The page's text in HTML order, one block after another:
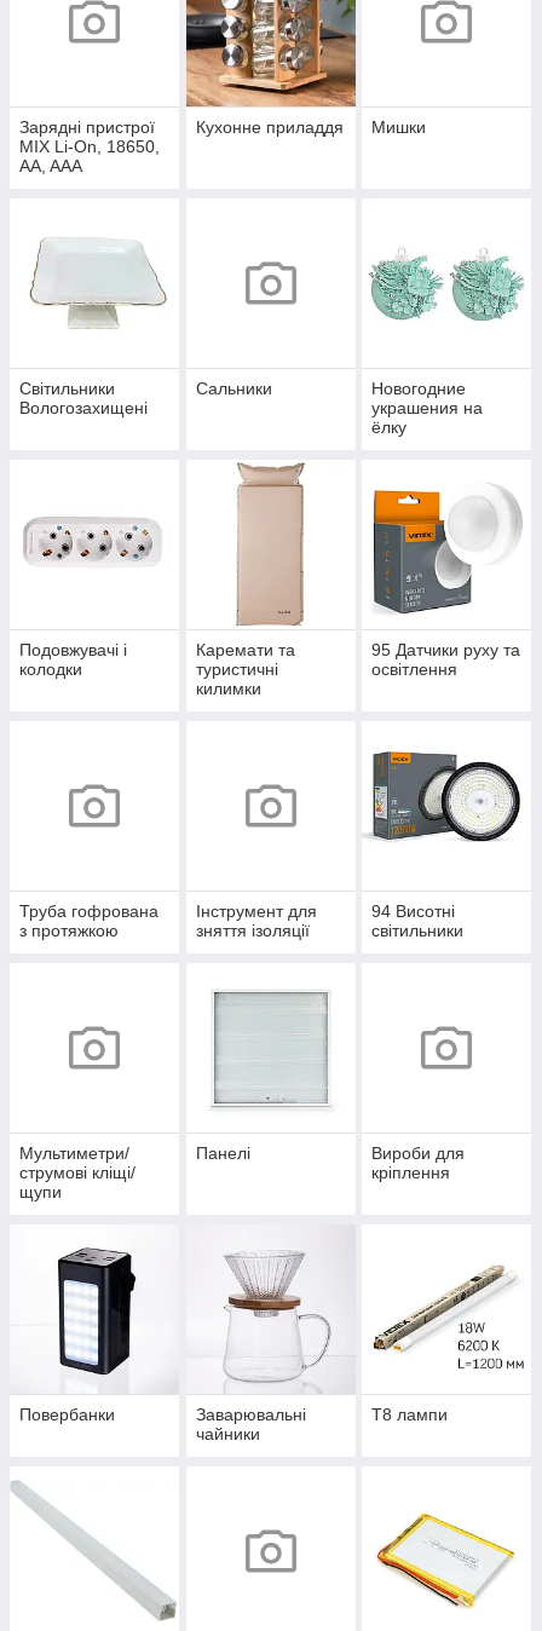
Зарядні пристрої
MIX Li-On, 18650,
AA, AAA
Кухонне приладдя Мишки
Світильники
Вологозахищені
Сальники
Новогодние
украшения на
ёлку
Подовжувачі і
колодки
Каремати та
туристичні
килимки
95 Датчики руху та
освітлення
Труба гофрована
з протяжкою
Інструмент для
зняття ізоляції
94 Висотні
світильники
Мультиметри/
струмові кліщі/
щупи
Панелі
Вироби для
кріплення
Повербанки
Заварювальні
чайники
Т8 лампи